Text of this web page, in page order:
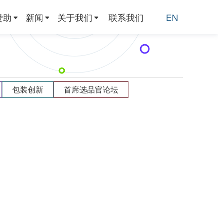
助 新闻 关于我们 联系我们 EN
包装创新
首席选品官论坛